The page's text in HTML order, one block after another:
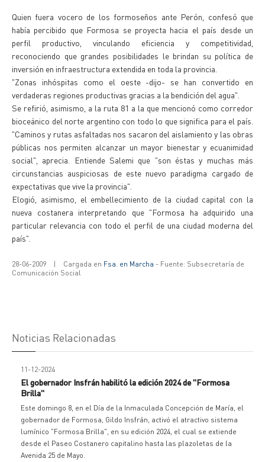
Quien fuera vocero de los formoseños ante Perón, confesó que
había percibido que Formosa se proyecta hacia el país desde un
perfil productivo, vinculando eficiencia y competitividad,
reconociendo que grandes posibilidades le brindan su política de
inversión en infraestructura extendida en toda la provincia.
"Zonas inhóspitas como el oeste -dijo- se han convertido en
verdaderas regiones productivas gracias a la bendición del agua".
Se refirió, asimismo, a la ruta 81 a la que mencionó como corredor
bioceánico del norte argentino con todo lo que significa para el país.
"Caminos y rutas asfaltadas nos sacaron del aislamiento y las obras
públicas nos permiten alcanzar un mayor bienestar y ecuanimidad
social", aprecia. Entiende Salemi que "son éstas y muchas más
circunstancias auspiciosas de este nuevo paradigma cargado de
expectativas que vive la provincia".
Elogió, asimismo, el embellecimiento de la ciudad capital con la
nueva costanera interpretando que "Formosa ha adquirido una
particular relevancia con todo el perfil de una ciudad moderna del
país".
28-06-2009 | Cargada en Fsa. en Marcha - Fuente: Subsecretaría de
Comunicación Social
Noticias Relacionadas
11-12-2024
El gobernador Insfrán habilitó la edición 2024 de "Formosa
Brilla"
Este domingo 8, en el Día de la Inmaculada Concepción de María, el
gobernador de Formosa, Gildo Insfrán, activó el atractivo sistema
lumínico "Formosa Brilla", en su edición 2024, el cual se extiende
desde el Paseo Costanero capitalino hasta las plazoletas de la
Avenida 25 de Mayo.